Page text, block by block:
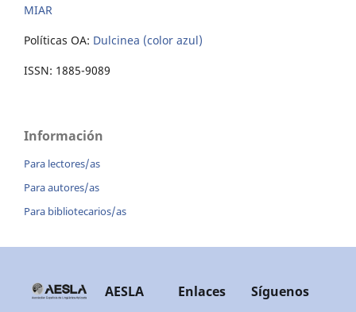
MIAR
Políticas OA: Dulcinea (color azul)
ISSN: 1885-9089
Información
Para lectores/as
Para autores/as
Para bibliotecarios/as
AESLA Enlaces Síguenos